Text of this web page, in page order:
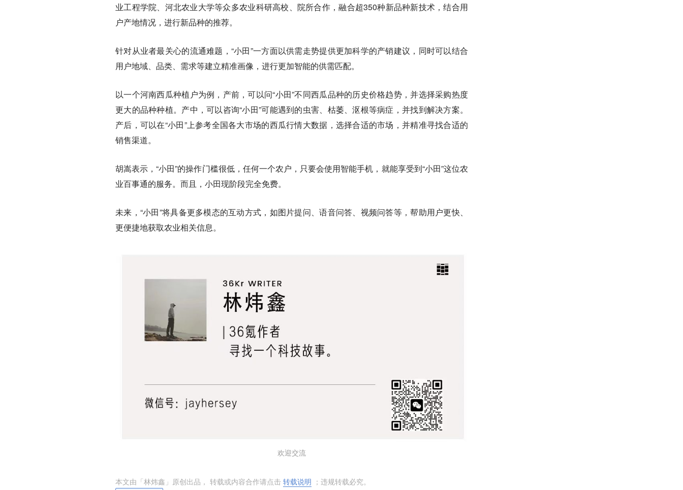
业工程学院、河北农业大学等众多农业科研高校、院所合作，融合超350种新品种新技术，结合用
户产地情况，进行新品种的推荐。
针对从业者最关心的流通难题，“小田”一方面以供需走势提供更加科学的产销建议，同时可以结合
用户地域、品类、需求等建立精准画像，进行更加智能的供需匹配。
以一个河南西瓜种植户为例，产前，可以问“小田”不同西瓜品种的历史价格趋势，并选择采购热度
更大的品种种植。产中，可以咨询“小田”可能遇到的虫害、枯萎、沤根等病症，并找到解决方案。
产后，可以在“小田”上参考全国各大市场的西瓜行情大数据，选择合适的市场，并精准寻找合适的
销售渠道。
胡嵩表示，“小田”的操作门槛很低，任何一个农户，只要会使用智能手机，就能享受到“小田”这位农
业百事通的服务。而且，小田现阶段完全免费。
未来，“小田”将具备更多模态的互动方式，如图片提问、语音问答、视频问答等，帮助用户更快、
更便捷地获取农业相关信息。
欢迎交流
本文由「林炜鑫 」原创出品， 转载或内容合作请点击 转载说明 ；违规转载必究。